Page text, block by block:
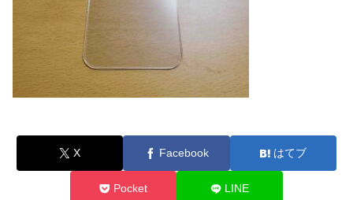
X Facebook はてブ
Pocket LINE